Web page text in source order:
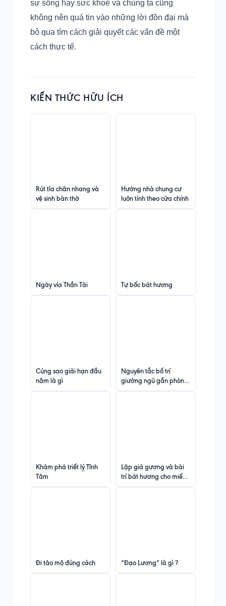
sự sống hay sức khoẻ và chúng ta cũng
không nên quá tin vào những lời đồn đại mà
bỏ qua tìm cách giải quyết các vấn đề một
cách thực tế.
KIẾN THỨC HỮU ÍCH
Rút tỉa chân nhang và
vệ sinh bàn thờ
Hướng nhà chung cư
luôn tính theo cửa chính
Ngày vía Thần Tài Tự bốc bát hương
Cúng sao giải hạn đầu
năm là gì
Nguyên tắc bố trí
giường ngủ gần phòng
thờ
Khám phá triết lý Tĩnh
Tâm
Lập giá gương và bài
trí bát hương cho miếu
nhỏ không rõ thờ ai
Đi tảo mộ đúng cách “Đạo Lương” là gì ?